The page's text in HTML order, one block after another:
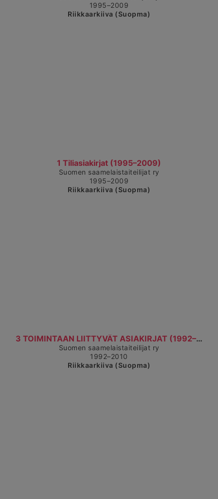
1995–2009
Riikkaarkiiva (Suopma)
1 Tiliasiakirjat (1995–2009)
Čájet dárkkes dieđuid
Suomen saamelaistaiteilijat ry
1995–2009
Riikkaarkiiva (Suopma)
3 TOIMINTAAN LIITTYVÄT ASIAKIRJAT (1992–2010)
Čájet dárkkes dieđuid
Suomen saamelaistaiteilijat ry
1992–2010
Riikkaarkiiva (Suopma)